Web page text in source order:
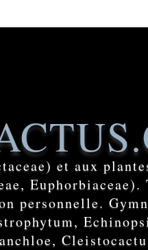
et aux
personnelle.